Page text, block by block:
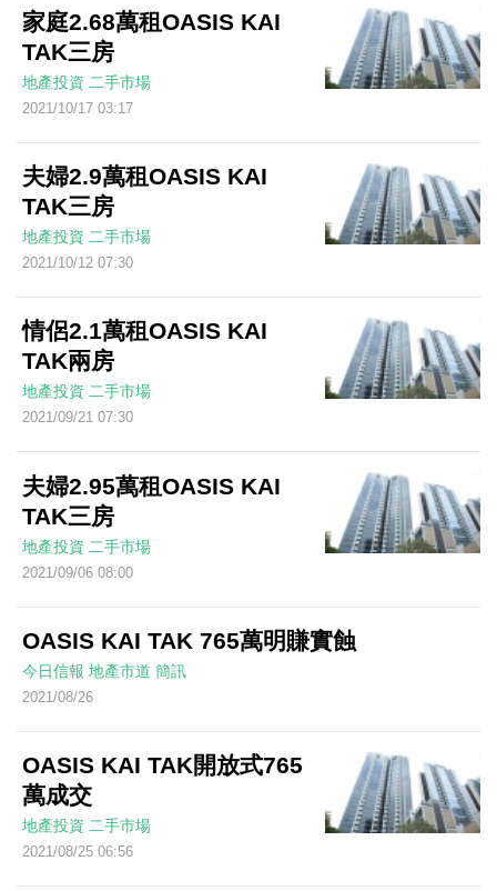
家庭2.68萬租OASIS KAI
TAK三房
地產投資 二手市場
2021/10/17 03:17
夫婦2.9萬租OASIS KAI
TAK三房
地產投資 二手市場
2021/10/12 07:30
情侶2.1萬租OASIS KAI
TAK兩房
地產投資 二手市場
2021/09/21 07:30
夫婦2.95萬租OASIS KAI
TAK三房
地產投資 二手市場
2021/09/06 08:00
OASIS KAI TAK 765萬明賺實蝕
今日信報 地產市道 簡訊
2021/08/26
OASIS KAI TAK開放式765
萬成交
地產投資 二手市場
2021/08/25 06:56